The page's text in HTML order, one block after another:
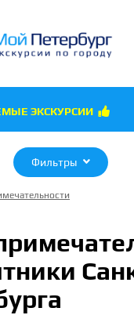
ЭКСКУРСИИ 
Фильтры 